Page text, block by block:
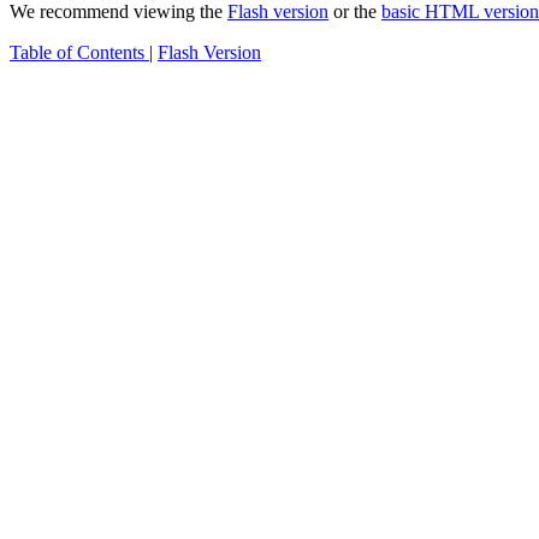
We recommend viewing the Flash version or the basic HTML version
Table of Contents | Flash Version